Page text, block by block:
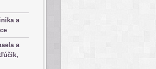
a
a